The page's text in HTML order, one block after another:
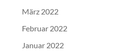
März 2022
Februar 2022
Januar 2022